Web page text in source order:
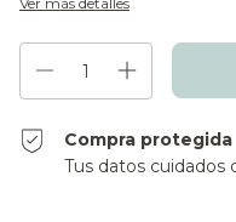
Compra protegida
Tus datos cuidados